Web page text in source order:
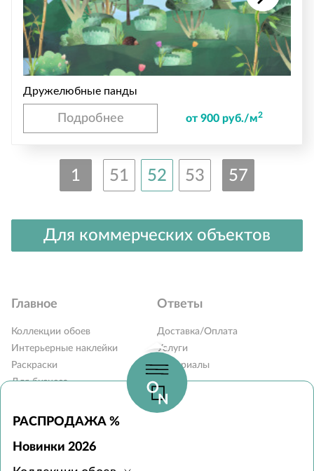
РАСПРОДАЖА %
Новинки 2026
Дружелюбные панды
Подробнее от 900 руб./м2
1 51 52 53 57
Для коммерческих объектов
Главное
Коллекции обоев
Интерьерные наклейки
Раскраски
Для бизнеса
Ответы
Доставка/Оплата
Услуги
Материалы
Блог
Вопросы и ответы
Контакты